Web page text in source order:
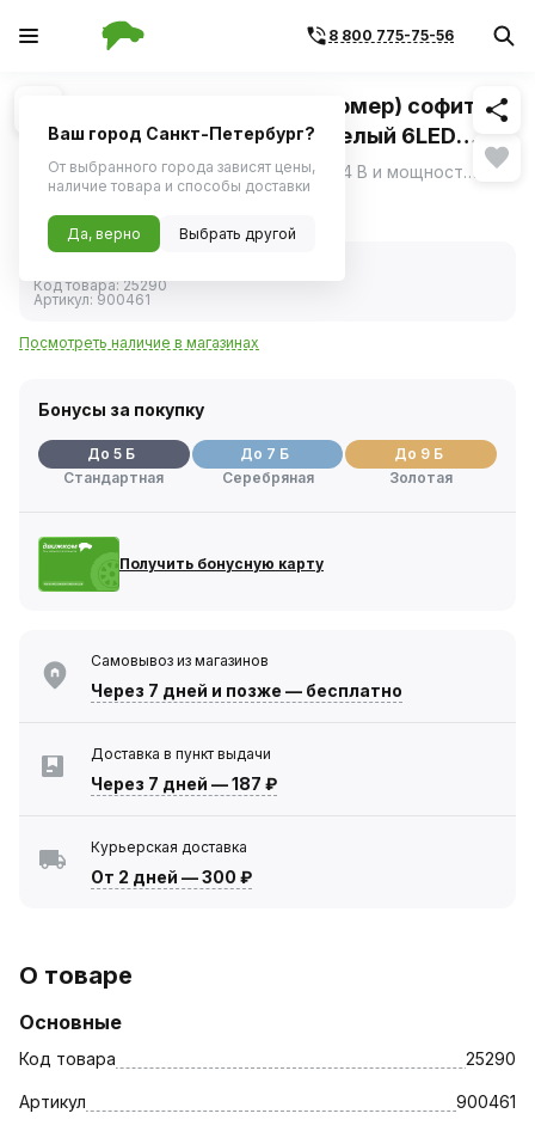
8 800 775-75-56
1/1 Похожие
36мм (C5W / SV8.5 T11x36) белый 6LED
(YADA)
Светодиод с рабочим напряжением 24 В и мощностью 5 Вт от YADA, предназначенный для использования в салоне автомобиля и для освещения номерного знака, представляет собой надежное и эффективное решение. ещё
Код товара:25290
Артикул: 900461
Посмотреть наличие в магазинах
Бонусы за покупку
До 5 Б
Стандартная
До 7 Б
Серебряная
До 9 Б
Золотая
Получить бонусную карту
Самовывоз из магазинов
Через 7 дней и позже — бесплатно
Доставка в пункт выдачи
Через 7 дней —187 ₽
Курьерская доставка
От 2 дней —300 ₽
О товаре
Основные
Код товара 25290
Артикул 900461
Ваш город Санкт-Петербург?
От выбранного города зависят цены,
наличие товара и способы доставки
Да, верно Выбрать другой